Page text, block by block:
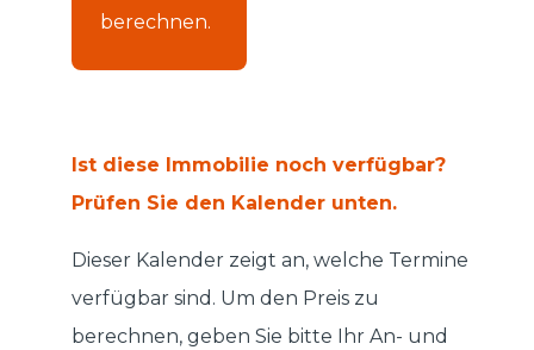
berechnen.
Ist diese Immobilie noch verfügbar?
Prüfen Sie den Kalender unten.
Dieser Kalender zeigt an, welche Termine
verfügbar sind. Um den Preis zu
berechnen, geben Sie bitte Ihr An- und